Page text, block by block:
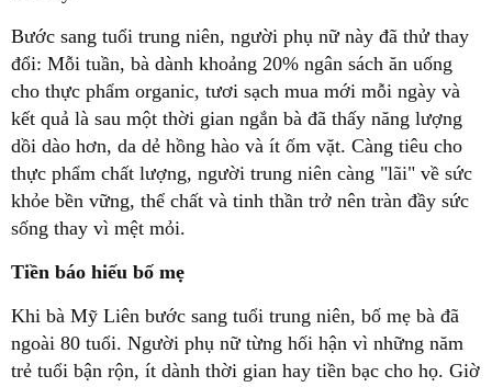
Bước sang tuổi trung niên, người phụ nữ này đã thử thay
đổi: Mỗi tuần, bà dành khoảng 20% ngân sách ăn uống
cho thực phẩm organic, tươi sạch mua mới mỗi ngày và
kết quả là sau một thời gian ngắn bà đã thấy năng lượng
dồi dào hơn, da dẻ hồng hào và ít ốm vặt. Càng tiêu cho
thực phẩm chất lượng, người trung niên càng "lãi" về sức
khỏe bền vững, thể chất và tinh thần trở nên tràn đầy sức
sống thay vì mệt mỏi.
Tiền báo hiếu bố mẹ
Khi bà Mỹ Liên bước sang tuổi trung niên, bố mẹ bà đã
ngoài 80 tuổi. Người phụ nữ từng hối hận vì những năm
trẻ tuổi bận rộn, ít dành thời gian hay tiền bạc cho họ. Giờ